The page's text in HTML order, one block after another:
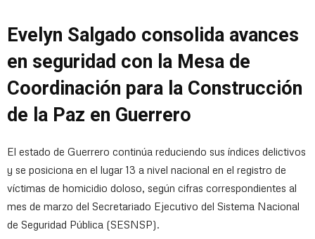
Evelyn Salgado consolida avances
en seguridad con la Mesa de
Coordinación para la Construcción
de la Paz en Guerrero
El estado de Guerrero continúa reduciendo sus índices delictivos
y se posiciona en el lugar 13 a nivel nacional en el registro de
víctimas de homicidio doloso, según cifras correspondientes al
mes de marzo del Secretariado Ejecutivo del Sistema Nacional
de Seguridad Pública (SESNSP).